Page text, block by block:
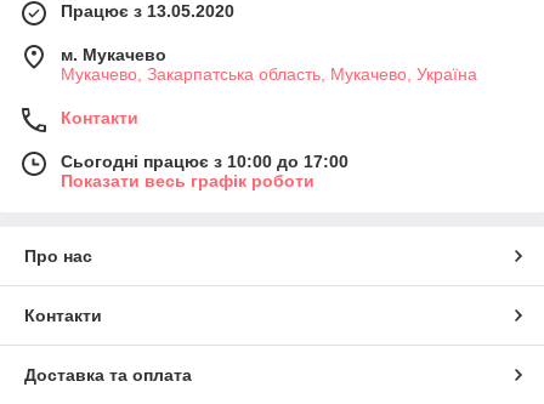
Працює з 13.05.2020
м. Мукачево
Мукачево, Закарпатська область, Мукачево, Україна
Контакти
Сьогодні працює з 10:00 до 17:00
Показати весь графік роботи
Про нас
Контакти
Доставка та оплата